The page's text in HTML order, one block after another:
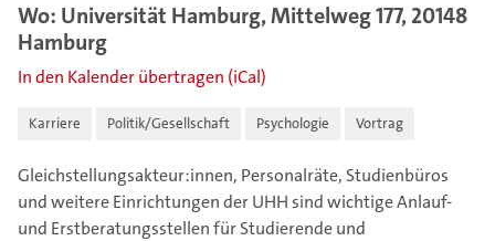
Wo: Universität Hamburg, Mittelweg 177, 20148
Hamburg
In den Kalender übertragen (iCal)
Karriere Politik/Gesellschaft Psychologie Vortrag
Gleichstellungsakteur:innen, Personalräte, Studienbüros
und weitere Einrichtungen der UHH sind wichtige Anlauf-
und Erstberatungsstellen für Studierende und